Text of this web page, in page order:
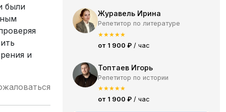
были
и
Журавель Ирина
Репетитор по литературе
★★★★★
от 1 900 ₽ / час
Топтаев Игорь
Репетитор по истории
★★★★★
от 1 900 ₽ / час